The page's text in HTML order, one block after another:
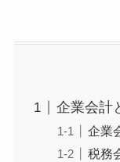
企業会計
企業
税務